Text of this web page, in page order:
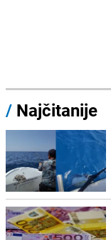
/ Najčitanije